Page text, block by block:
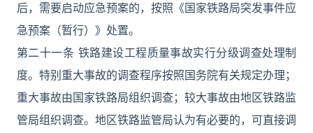
后，需要启动应急预案的，按照《国家铁路局突发事件应
急预案（暂行）》处置。
第二十一条 铁路建设工程质量事故实行分级调查处理制
度。特别重大事故的调查程序按照国务院有关规定办理；
重大事故由国家铁路局组织调查；较大事故由地区铁路监
管局组织调查。地区铁路监管局认为有必要的，可直接调